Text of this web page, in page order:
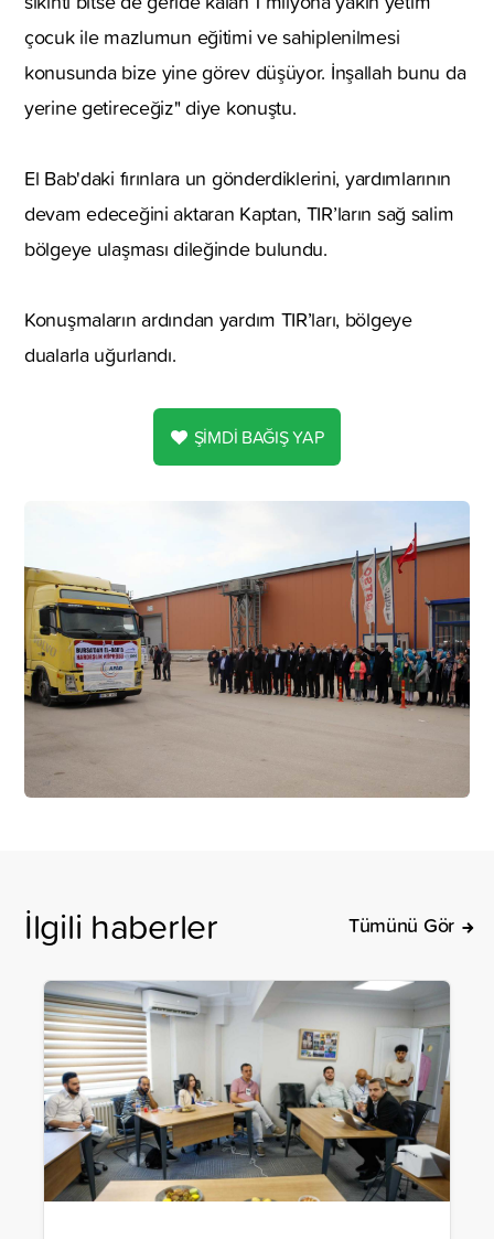
çocuk ile mazlumun eğitimi ve sahiplenilmesi
konusunda bize yine görev düşüyor. İnşallah bunu da
yerine getireceğiz" diye konuştu.
El Bab'daki fırınlara un gönderdiklerini, yardımlarının
devam edeceğini aktaran Kaptan, TIR’ların sağ salim
bölgeye ulaşması dileğinde bulundu.
Konuşmaların ardından yardım TIR’ları, bölgeye
dualarla uğurlandı.
ŞİMDİ BAĞIŞ YAP
İlgili haberler Tümünü Gör